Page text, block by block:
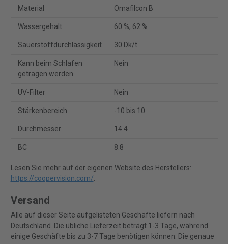
Material Omafilcon B
Wassergehalt 60 %, 62 %
Sauerstoffdurchlässigkeit 30 Dk/t
Kann beim Schlafen
getragen werden
Nein
UV-Filter Nein
Stärkenbereich -10 bis 10
Durchmesser 14.4
BC 8.8
Lesen Sie mehr auf der eigenen Website des Herstellers:
https://coopervision.com/.
Versand
Alle auf dieser Seite aufgelisteten Geschäfte liefern nach
Deutschland. Die übliche Lieferzeit beträgt 1-3 Tage, während
einige Geschäfte bis zu 3-7 Tage benötigen können. Die genaue